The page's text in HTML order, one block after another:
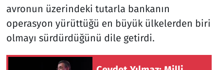
avronun üzerindeki tutarla bankanın
operasyon yürüttüğü en büyük ülkelerden biri
olmayı sürdürdüğünü dile getirdi.